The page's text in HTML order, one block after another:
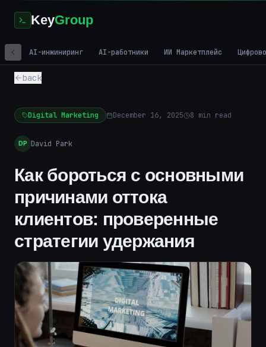
KeyGroup
AI-инжиниринг AI-работники ИИ Маркетплейс
back
Digital Marketing December 16, 2025 8 min read
DP David Park
Как бороться с основными
причинами оттока
клиентов: проверенные
стратегии удержания